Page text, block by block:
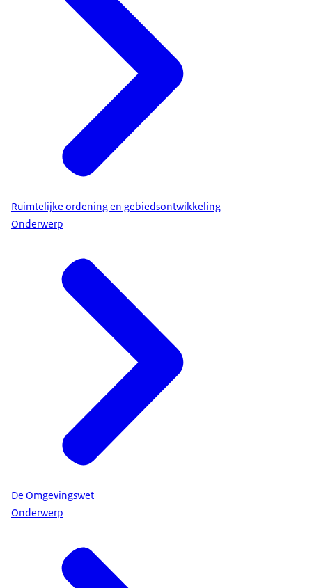
Ruimtelijke ordening en gebiedsontwikkeling
Onderwerp
De Omgevingswet
Onderwerp